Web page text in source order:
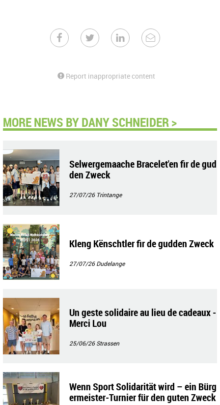
Report inappropriate content
MORE NEWS BY DANY SCHNEIDER >
Selwergemaache Bracelet'en fir de gud
den Zweck
27/07/26 Trintange
Kleng Kënschtler fir de gudden Zweck
27/07/26Dudelange
Un geste solidaire au lieu de cadeaux -
Merci Lou
25/06/26Strassen
Wenn Sport Solidarität wird – ein Bürg
ermeister-Turnier für den guten Zweck